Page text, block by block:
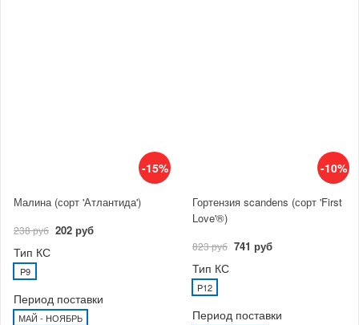
-15%
Малина (сорт 'Атлантида')
238 руб 202 руб
Тип КС
P9
Период поставки
МАЙ - НОЯБРЬ
-10%
Гортензия scandens (сорт 'First
Love'®)
823 руб 741 руб
Тип КС
P12
Период поставки